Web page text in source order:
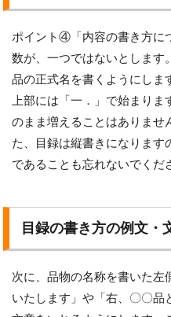
ポイント④「内容の書き方に
数が、一つではないとします
品の正式名を書くようにしま
上部には「一．」で始まりま
のまま増えることはありませ
た、目録は縦書きになります
であることも忘れないでくだ
目録の書き方の例文・
次に、品物の名称を書いた左
いたします」や「右、〇〇品